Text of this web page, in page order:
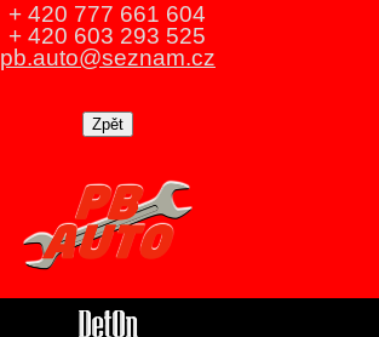
+ 420 777 661 604
+ 420 603 293 525
pb.auto@seznam.cz